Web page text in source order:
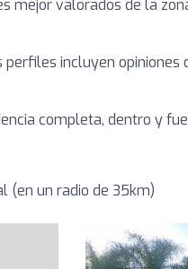
mejor valorados de la
incluyen opiniones
completa, dentro y
(en un radio de 35km)